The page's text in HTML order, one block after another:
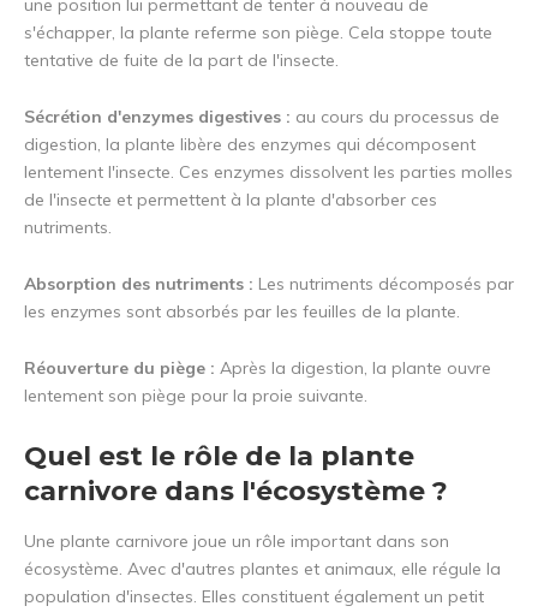
une position lui permettant de tenter à nouveau de
s'échapper, la plante referme son piège. Cela stoppe toute
tentative de fuite de la part de l'insecte.
Sécrétion d'enzymes digestives : au cours du processus de
digestion, la plante libère des enzymes qui décomposent
lentement l'insecte. Ces enzymes dissolvent les parties molles
de l'insecte et permettent à la plante d'absorber ces
nutriments.
Absorption des nutriments : Les nutriments décomposés par
les enzymes sont absorbés par les feuilles de la plante.
Réouverture du piège : Après la digestion, la plante ouvre
lentement son piège pour la proie suivante.
Quel est le rôle de la plante
carnivore dans l'écosystème ?
Une plante carnivore joue un rôle important dans son
écosystème. Avec d'autres plantes et animaux, elle régule la
population d'insectes. Elles constituent également un petit